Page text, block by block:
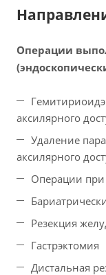
Операции
аксилярного
Удаление
аксилярного
Операции
Резекция
Гастрэктомия
Дистальная